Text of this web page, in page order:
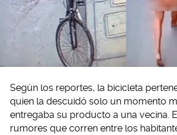
Según los reportes, la bicicleta
quien la descuidó solo un momento
entregaba su producto a una vecina.
rumores que corren entre los